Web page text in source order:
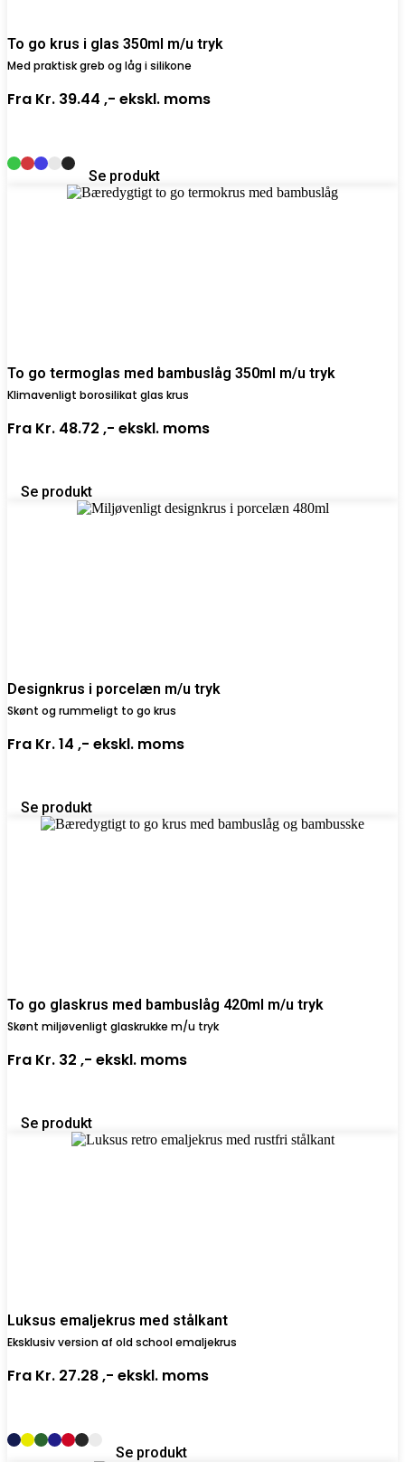
To go krus i glas 350ml m/u tryk
Med praktisk greb og låg i silikone
Fra Kr. 39.44 ,- ekskl. moms
Se produkt
To go termoglas med bambuslåg 350ml m/u tryk
Klimavenligt borosilikat glas krus
Fra Kr. 48.72 ,- ekskl. moms
Se produkt
Designkrus i porcelæn m/u tryk
Skønt og rummeligt to go krus
Fra Kr. 14 ,- ekskl. moms
Se produkt
To go glaskrus med bambuslåg 420ml m/u tryk
Skønt miljøvenligt glaskrukke m/u tryk
Fra Kr. 32 ,- ekskl. moms
Se produkt
Luksus emaljekrus med stålkant
Eksklusiv version af old school emaljekrus
Fra Kr. 27.28 ,- ekskl. moms
Se produkt